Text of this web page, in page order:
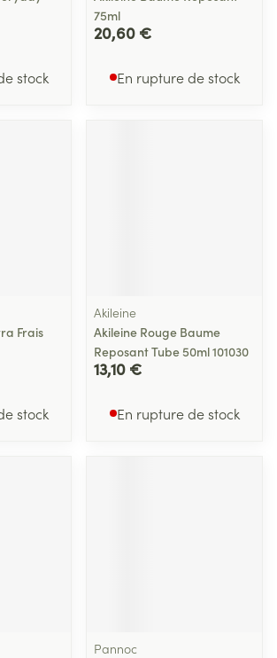
stock
75ml
20,60 €
En rupture de stock
Frais
stock
Akileine
Akileine Rouge Baume
Reposant Tube 50ml 101030
13,10 €
En rupture de stock
Pannoc